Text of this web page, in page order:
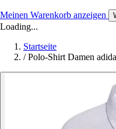
Meinen Warenkorb anzeigen
Loading...
Startseite
/ Polo-Shirt Damen